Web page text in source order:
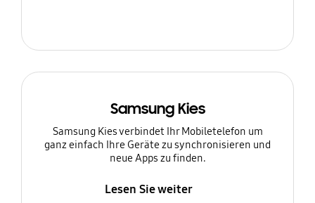
Samsung Kies
Samsung Kies verbindet Ihr Mobiletelefon um
ganz einfach Ihre Geräte zu synchronisieren und
neue Apps zu finden.
Lesen Sie weiter